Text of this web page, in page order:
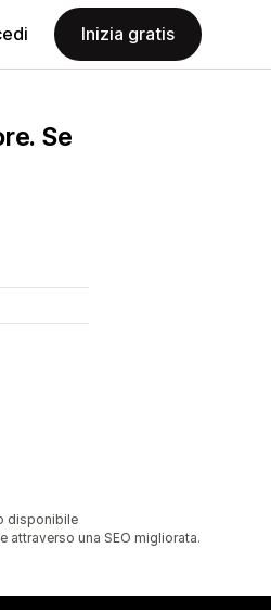
Inizia gratis
Se
disponibile
attraverso una SEO migliorata.